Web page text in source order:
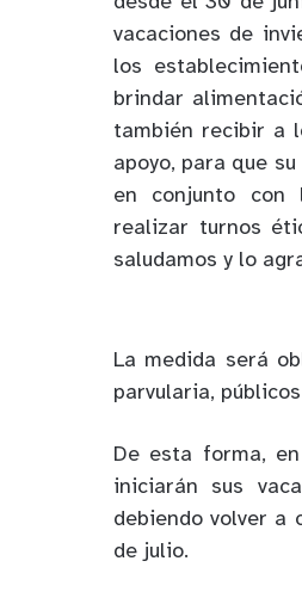
vacaciones de
los
brindar
también recibir a
apoyo, para que
en conjunto con
realizar turnos
saludamos y lo
La medida será
parvularia,
De esta forma,
iniciarán sus
debiendo volver a
de julio.